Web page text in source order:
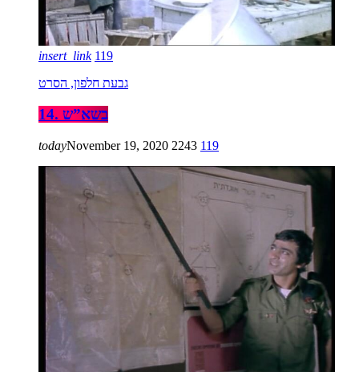
insert_link 119
גבעת חלפון, הסרט
14. בשא”ש
todayNovember 19, 2020 2243 119